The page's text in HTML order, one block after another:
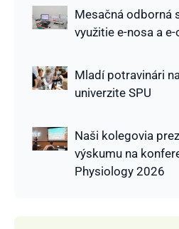
Mesačná odborná
využitie e-nosa a
Mladí potravinári
univerzite SPU
Naši kolegovia
výskumu na
Physiology 2026